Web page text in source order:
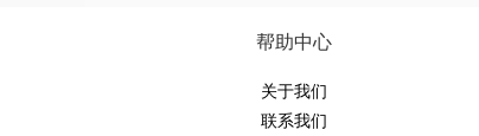
帮助中心
关于我们
联系我们